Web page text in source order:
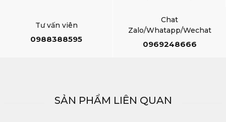
Tư vấn viên
0988388595
Chat
Zalo/Whatapp/Wechat
0969248666
SẢN PHẨM LIÊN QUAN